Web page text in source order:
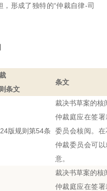
形成了独特的“仲裁自律-司
条文
条文
版规则第54条
裁决书草案的核
仲裁庭应在签
委员会核阅。
仲裁委员会可
意。
裁决书草案的核
仲裁庭应在签